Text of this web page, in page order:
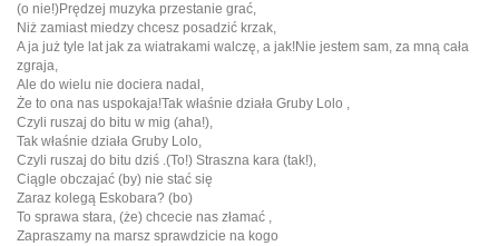
(o nie!)Prędzej muzyka przestanie grać,
Niż zamiast miedzy chcesz posadzić krzak,
A ja już tyle lat jak za wiatrakami walczę, a jak!Nie jestem sam, za mną cała
zgraja,
Ale do wielu nie dociera nadal,
Że to ona nas uspokaja!Tak właśnie działa Gruby Lolo ,
Czyli ruszaj do bitu w mig (aha!),
Tak właśnie działa Gruby Lolo,
Czyli ruszaj do bitu dziś .(To!) Straszna kara (tak!),
Ciągle obczajać (by) nie stać się
Zaraz kolegą Eskobara? (bo)
To sprawa stara, (że) chcecie nas złamać ,
Zapraszamy na marsz sprawdzicie na kogo